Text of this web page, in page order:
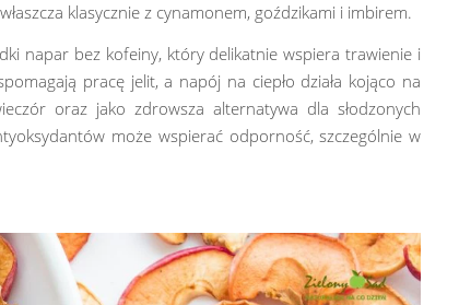
klasycznie z cynamonem, goździkami i imbirem.
napar bez kofeiny, który delikatnie wspiera trawienie i
pracę jelit, a napój na ciepło działa kojąco na
oraz jako zdrowsza alternatywa dla słodzonych
może wspierać odporność, szczególnie w